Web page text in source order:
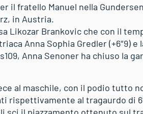
il fratello Manuel nella
in Austria.
Brankovic che con il
Anna Sophia Gredler (+6″9) e
Anna Senoner ha chiuso la
al maschile, con il podio tutto
rispettivamente al tragaurdo di